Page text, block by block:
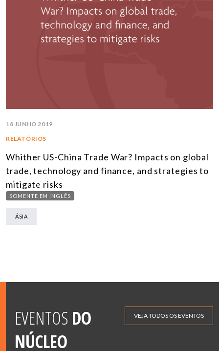
18 JUNHO 2019
RELATÓRIOS
Whither US-China Trade War? Impacts on global
trade, technology and finance, and strategies to
mitigate risks
SOMENTE EM INGLÊS
ÁSIA
EVENTOS DO
NÚCLEO
VEJA TODOS OS EVENTOS